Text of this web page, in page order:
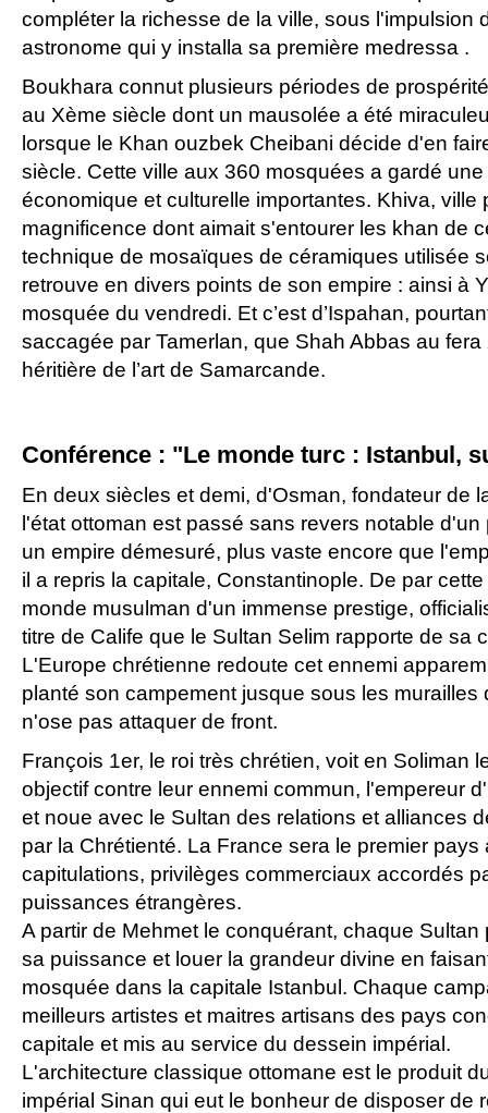
compléter la richesse de la ville, sous l'impulsion
astronome qui y installa sa première medressa .
Boukhara connut plusieurs périodes de
au Xème siècle dont un mausolée a été
lorsque le Khan ouzbek Cheibani décide d'en
siècle. Cette ville aux 360 mosquées a gardé
économique et culturelle importantes. Khiva, ville
magnificence dont aimait s'entourer les khan de
technique de mosaïques de céramiques utilisée
retrouve en divers points de son empire : ainsi à
mosquée du vendredi. Et c’est d’Ispahan,
saccagée par Tamerlan, que Shah Abbas au
héritière de l’art de Samarcande.
Conférence : "Le monde turc : Istanbul,
En deux siècles et demi, d'Osman, fondateur de
l'état ottoman est passé sans revers notable
un empire démesuré, plus vaste encore que
il a repris la capitale, Constantinople. De par
monde musulman d'un immense prestige,
titre de Calife que le Sultan Selim rapporte de sa
L'Europe chrétienne redoute cet ennemi
planté son campement jusque sous les murailles
n'ose pas attaquer de front.
François 1er, le roi très chrétien, voit en Soliman
objectif contre leur ennemi commun, l'empereur
et noue avec le Sultan des relations et alliances
par la Chrétienté. La France sera le premier pays
capitulations, privilèges commerciaux accordés
puissances étrangères.
A partir de Mehmet le conquérant, chaque
sa puissance et louer la grandeur divine en
mosquée dans la capitale Istanbul. Chaque
meilleurs artistes et maitres artisans des pays
capitale et mis au service du dessein impérial.
L'architecture classique ottomane est le produit
impérial Sinan qui eut le bonheur de disposer de